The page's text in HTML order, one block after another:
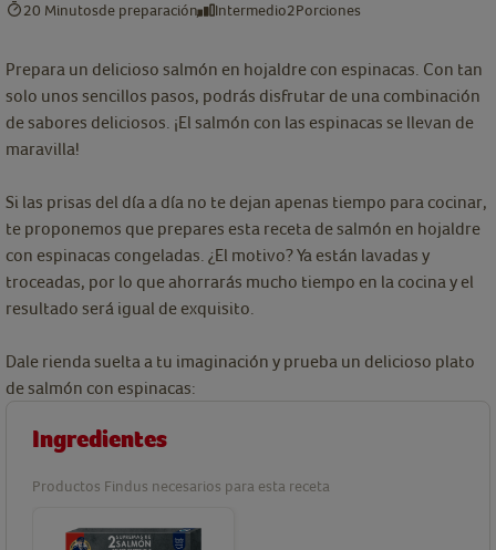
20 Minutosde preparación Intermedio2Porciones
Prepara un delicioso salmón en hojaldre con espinacas. Con tan
solo unos sencillos pasos, podrás disfrutar de una combinación
de sabores deliciosos. ¡El salmón con las espinacas se llevan de
maravilla!
Si las prisas del día a día no te dejan apenas tiempo para cocinar,
te proponemos que prepares esta receta de salmón en hojaldre
con espinacas congeladas. ¿El motivo? Ya están lavadas y
troceadas, por lo que ahorrarás mucho tiempo en la cocina y el
resultado será igual de exquisito.
Dale rienda suelta a tu imaginación y prueba un delicioso plato
de salmón con espinacas:
Ingredientes
Productos Findus necesarios para esta receta